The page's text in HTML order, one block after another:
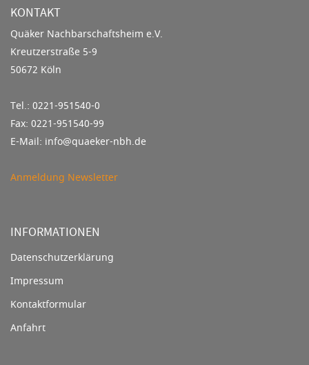
KONTAKT
Quäker Nachbarschaftsheim e.V.
Kreutzerstraße 5-9
50672 Köln
Tel.: 0221-951540-0
Fax: 0221-951540-99
E-Mail: info@quaeker-nbh.de
Anmeldung Newsletter
INFORMATIONEN
Datenschutzerklärung
Impressum
Kontaktformular
Anfahrt